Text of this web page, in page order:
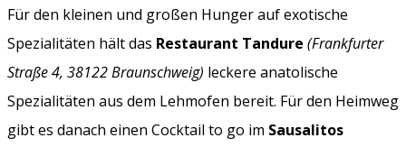
Für den kleinen und großen Hunger auf exotische
Spezialitäten hält das Restaurant Tandure (Frankfurter
Straße 4, 38122 Braunschweig) leckere anatolische
Spezialitäten aus dem Lehmofen bereit. Für den Heimweg
gibt es danach einen Cocktail to go im Sausalitos